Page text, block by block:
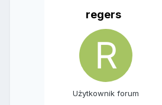
regers
Użytkownik forum